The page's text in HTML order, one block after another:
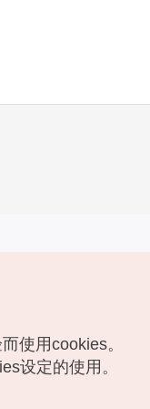
官方邮箱
使用cookies。
设定的使用。